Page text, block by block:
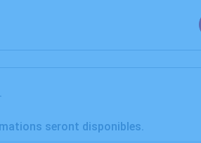
seront disponibles.